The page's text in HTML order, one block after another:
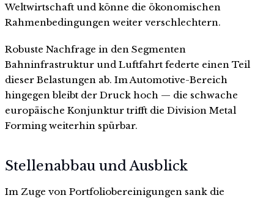
Weltwirtschaft und könne die ökonomischen
Rahmenbedingungen weiter verschlechtern.
Robuste Nachfrage in den Segmenten
Bahninfrastruktur und Luftfahrt federte einen Teil
dieser Belastungen ab. Im Automotive-Bereich
hingegen bleibt der Druck hoch — die schwache
europäische Konjunktur trifft die Division Metal
Forming weiterhin spürbar.
Stellenabbau und Ausblick
Im Zuge von Portfoliobereinigungen sank die